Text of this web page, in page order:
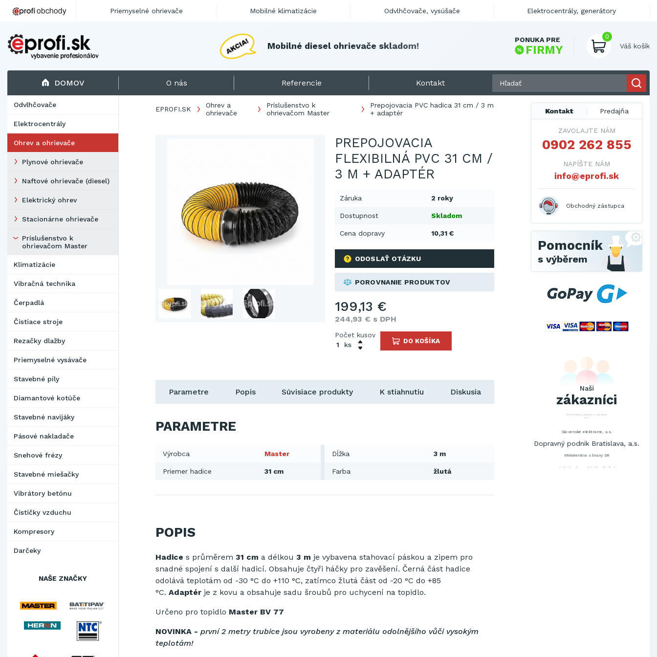
Mobilné diesel ohrievače skladom!
PONUKA PRE
FIRMY
0
Váš košík
DOMOV O nás Referencie Kontakt
Odvlhčovače
Elektrocentrály
Ohrev a ohrievače
Plynové ohrievače
Naftové ohrievače (diesel)
Elektrický ohrev
Stacionárne ohrievače
Príslušenstvo k
ohrievačom Master
Klimatizácie
Vibračná technika
Čerpadlá
Čistiace stroje
Rezačky dlažby
Priemyselné vysávače
Stavebné píly
Diamantové kotúče
Stavebné navijáky
Pásové nakladače
Snehové frézy
Stavebné miešačky
Vibrátory betónu
Čističky vzduchu
Kompresory
Darčeky
NAŠE ZNAČKY
EPROFI.SK
Ohrev a
ohrievače
Príslušenstvo k
ohrievačom Master
Prepojovacia PVC hadica 31 cm / 3 m
+ adaptér
PREPOJOVACIA
FLEXIBILNÁ PVC 31 CM /
3 M + ADAPTÉR
Záruka 2 roky
Dostupnost Skladom
Cena dopravy 10,31 €
ODOSLAŤ OTÁZKU
POROVNANIE PRODUKTOV
199,13 €
244,93 € s DPH
Počet kusov
ks
DO KOŠÍKA
Parametre Popis Súvisiace produkty K stiahnutiu Diskusia
PARAMETRE
Výrobca Master Dĺžka 3 m
Priemer hadice 31 cm Farba žlutá
POPIS
Hadice s průměrem 31 cm a délkou 3 m je vybavena stahovací páskou a zipem pro
snadné spojení s další hadicí. Obsahuje čtyři háčky pro zavěšení. Černá část hadice
odolává teplotám od -30 °C do +110 °C, zatímco žlutá část od -20 °C do +85
°C. Adaptér je z kovu a obsahuje sadu šroubů pro uchycení na topidlo.
Určeno pro topidlo Master BV 77
NOVINKA - první 2 metry trubice jsou vyrobeny z materiálu odolnějšího vůči vysokým
teplotám!
Kontakt Predajňa
ZAVOLAJTE NÁM
0902 262 855
NAPÍŠTE NÁM
info@eprofi.sk
Obchodný zástupca
Pomocník
s výběrem
Naši
zákazníci
Tatry Mountains Resorts, a.s.
Výskumný ústav chemických
OBAL-SERVIS, a.s. Košice
Prievidzské pekárne a cukrárne
Dopravný podnik Bratislava, a.s.
Ministerstvo obrany SR
Východoslovenská distribučná,
Priemyselné ohrievače Mobilné klimatizácie Odvlhčovače, vysúšače Elektrocentrály, generátory